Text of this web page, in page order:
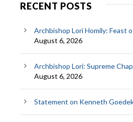
RECENT POSTS
Archbishop Lori Homily: Feast
August 6, 2026
Archbishop Lori: Supreme
August 6, 2026
Statement on Kenneth